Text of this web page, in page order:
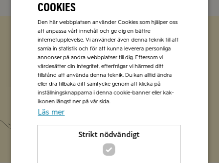
Zetas populära nyhetsbrev
Missa inte att vi har flera olika nyhetsbrev som
förenklar vardagen och förgyller helgen med
italienska smaker.
cookies
Den här webbplatsen använder Cookies som hjälper oss
att anpassa vårt innehåll och ge dig en bättre
internetupplevelse. Vi använder även denna teknik till att
samla in statistik och för att kunna leverera personliga
annonser på andra webbplatser till dig. Eftersom vi
värdesätter din integritet, efterfrågar vi härmed ditt
tillstånd att använda denna teknik. Du kan alltid ändra
eller dra tillbaka ditt samtycke genom att klicka på
inställningsknapparna i denna cookie-banner eller kak-
ikonen längst ner på vår sida.
Läs mer
Strikt nödvändigt